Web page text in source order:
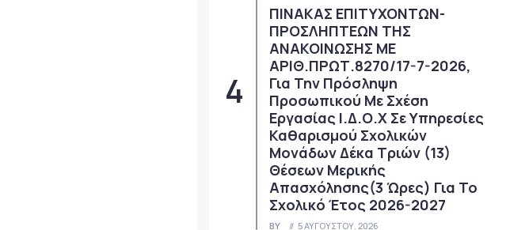
ΠΙΝΑΚΑΣ ΕΠΙΤΥΧΟΝΤΩΝ-
ΠΡΟΣΛΗΠΤΕΩΝ ΤΗΣ
ΑΝΑΚΟΙΝΩΣΗΣ ΜΕ
ΑΡΙΘ.ΠΡΩΤ.8270/17-7-2026,
Για Την Πρόσληψη
Προσωπικού Με Σχέση
Εργασίας Ι.Δ.Ο.Χ Σε Υπηρεσίες
Καθαρισμού Σχολικών
Μονάδων Δέκα Τριών (13)
Θέσεων Μερικής
Απασχόλησης(3 Ώρες) Για Το
Σχολικό Έτος 2026-2027
BY 5 ΑΥΓΟΎΣΤΟΥ, 2026